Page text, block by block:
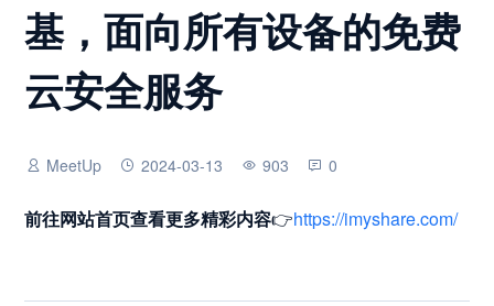
基，面向所有设备的免费
云安全服务
MeetUp 2024-03-13 903 0
前往网站首页查看更多精彩内容👉https://imyshare.com/